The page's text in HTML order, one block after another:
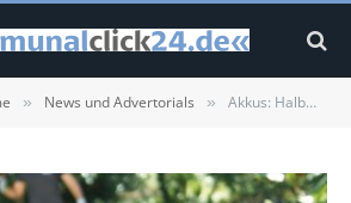
» News und Advertorials » Akkus: Halbes Gewicht, volle Leistung